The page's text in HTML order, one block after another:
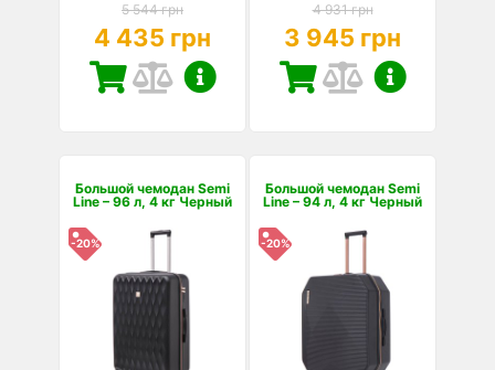
5 544 грн
4 435 грн
4 931 грн
3 945 грн
Большой чемодан Semi
Line – 96 л, 4 кг Черный
-20%
Большой чемодан Semi
Line – 94 л, 4 кг Черный
-20%